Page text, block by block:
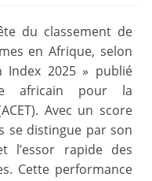
du classement de
en Afrique, selon
Index 2025 » publié
africain pour la
Avec un score
se distingue par son
l’essor rapide des
Cette performance